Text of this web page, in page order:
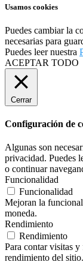
Usamos cookies
Puedes cambiar la
necesarias para
Puedes leer nuestra
ACEPTAR TODO
Cerrar
Configuración de
Algunas son
privacidad. Puedes
o continuar
Funcionalidad
Funcionalidad
Mejoran la
moneda.
Rendimiento
Rendimiento
Para contar visitas
rendimiento del